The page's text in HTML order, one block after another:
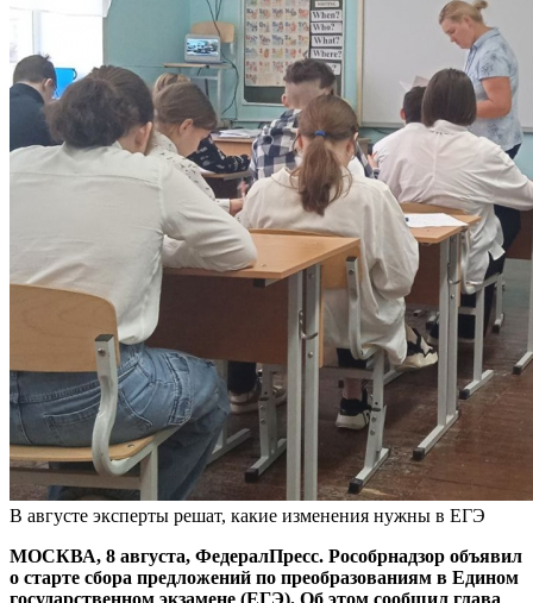
В августе эксперты решат, какие изменения нужны в ЕГЭ
МОСКВА, 8 августа, ФедералПресс. Рособрнадзор объявил
о старте сбора предложений по преобразованиям в Едином
государственном экзамене (ЕГЭ). Об этом сообщил глава